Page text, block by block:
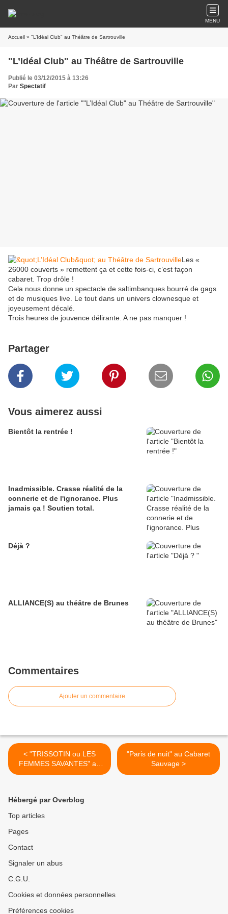
MENU
Accueil » "L’Idéal Club" au Théâtre de Sartrouville
"L’Idéal Club" au Théâtre de Sartrouville
Publié le 03/12/2015 à 13:26
Par Spectatif
Les «
26000 couverts » remettent ça et cette fois-ci, c’est façon
cabaret. Trop drôle !
Cela nous donne un spectacle de saltimbanques bourré de gags
et de musiques live. Le tout dans un univers clownesque et
joyeusement décalé.
Trois heures de jouvence délirante. A ne pas manquer !
Partager
Vous aimerez aussi
Bientôt la rentrée !
Inadmissible. Crasse réalité de la
connerie et de l'ignorance. Plus
jamais ça ! Soutien total.
Déjà ?
ALLIANCE(S) au théâtre de Brunes
Commentaires
Ajouter un commentaire
< "TRISSOTIN ou LES
FEMMES SAVANTES" au
Théâtre Gérard Philippe de
"Paris de nuit" au Cabaret
Sauvage >
Hébergé par Overblog
Top articles
Pages
Contact
Signaler un abus
C.G.U.
Cookies et données personnelles
Préférences cookies